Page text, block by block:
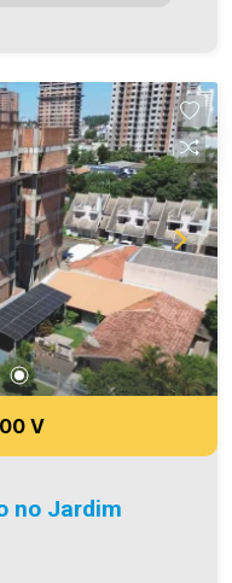
nos o direito de
e/ou ortografia,
e imagens.
V
no Jardim